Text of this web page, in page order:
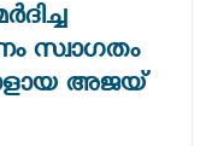
സ്വാഗതം
അജയ്